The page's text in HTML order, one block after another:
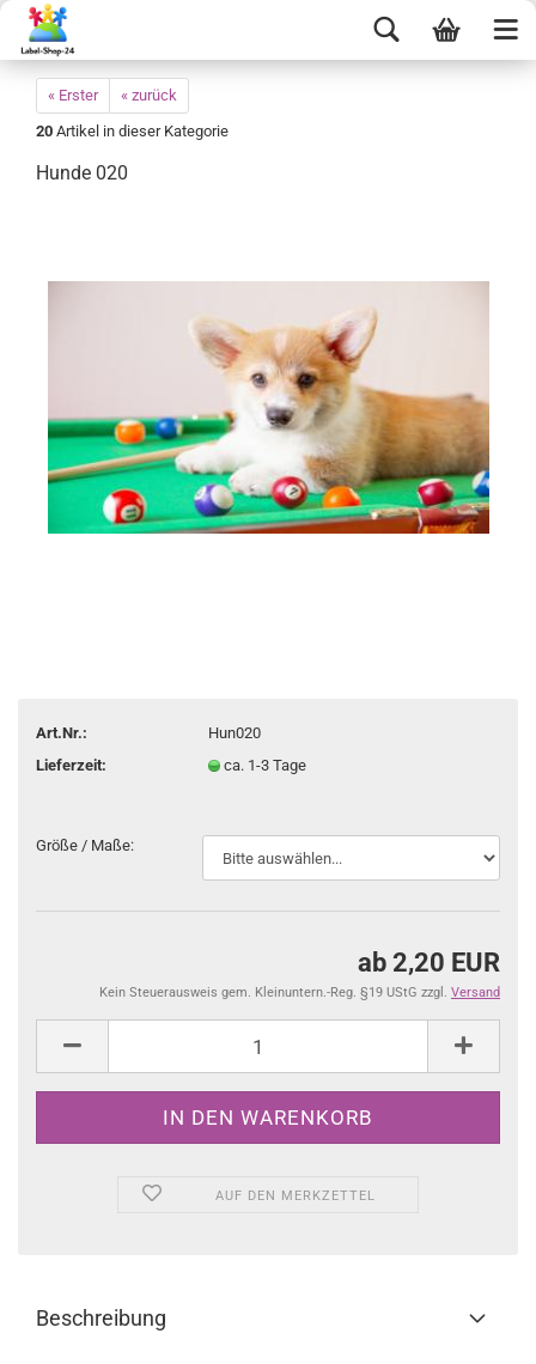
« Erster
« zurück
20 Artikel in dieser Kategorie
Hunde 020
Art.Nr.:
Hun020
Lieferzeit:
ca. 1-3 Tage
Größe / Maße:
ab 2,20 EUR
Kein Steuerausweis gem. Kleinuntern.-Reg. §19 UStG zzgl. Versand
AUF DEN MERKZETTEL
Beschreibung